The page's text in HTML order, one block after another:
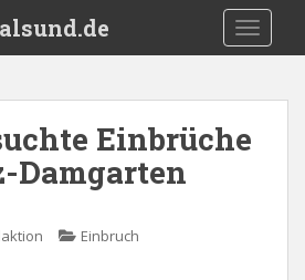
Einbrüche
Damgarten
Einbruch